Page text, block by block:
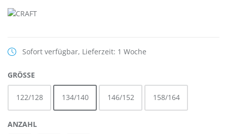
Sofort verfügbar, Lieferzeit: 1 Woche
GRÖSSE
122/128 134/140 146/152 158/164
ANZAHL